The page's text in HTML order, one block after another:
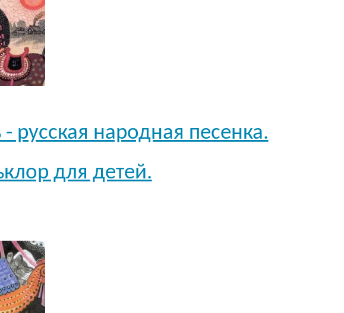
- русская народная песенка.
для детей.